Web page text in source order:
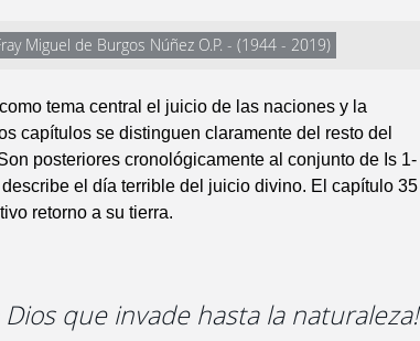
Miguel de Burgos Núñez O.P. - (1944 - 2019)
tema central el juicio de las naciones y la
capítulos se distinguen claramente del resto del
posteriores cronológicamente al conjunto de Is 1-
el día terrible del juicio divino. El capítulo 35
retorno a su tierra.
Dios que invade hasta la naturaleza!